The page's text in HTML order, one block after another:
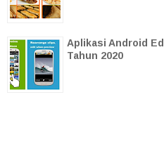
Aplikasi Android
Tahun 2020